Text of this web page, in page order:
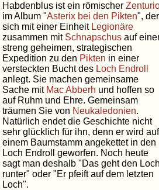
Habdenblus ist ein römischer
im Album "Asterix bei den Pikten", der
sich mit einer Einheit Legionäre
zusammen mit Schnapschus auf
streng geheimen, strategischen
Expedition zu den Pikten in einer
versteckten Bucht des Loch Endroll
anlegt. Sie machen gemeinsame
Sache mit Mac Abberh und hoffen so
auf Ruhm und Ehre. Gemeinsam
träumen Sie von Neukaledonien.
Natürlich endet die Geschichte nicht
sehr glücklich für ihn, denn er wird auf
einem Baumstamm angekettet in den
Loch Endroll geworfen. Noch heute
sagt man deshalb "Das geht den
runter" oder "Er pfeift auf dem letzten
Loch".